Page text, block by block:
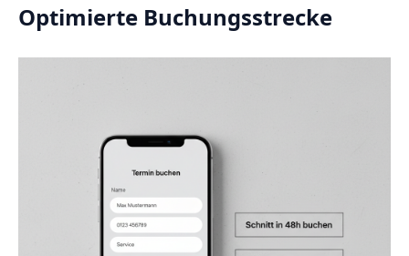
Optimierte Buchungsstrecke